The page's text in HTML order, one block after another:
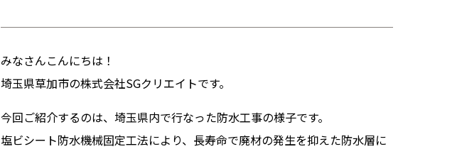
みなさんこんにちは！
埼玉県草加市の株式会社SGクリエイトです。
今回ご紹介するのは、埼玉県内で行なった防水工事の様子です。
塩ビシート防水機械固定工法により、長寿命で廃材の発生を抑えた防水層に